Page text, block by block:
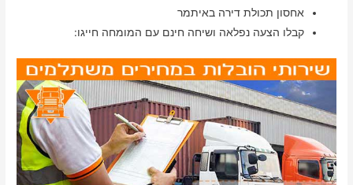
אחסון תכולת דירה באיתמר
קבלו הצעה נפלאה ושיחה חינם עם המומחה חייגו: